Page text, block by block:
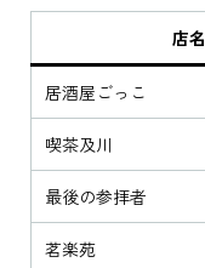
店名
居酒屋ごっこ
喫茶及川
最後の参拝者
茗楽苑